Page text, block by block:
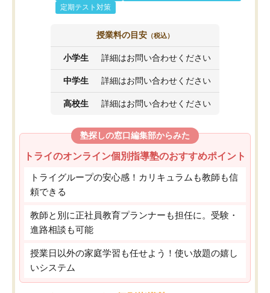
定期テスト対策
授業料の目安 （税込）
小学生 詳細はお問い合わせください
中学生 詳細はお問い合わせください
高校生 詳細はお問い合わせください
塾探しの窓口編集部からみた
トライのオンライン個別指導塾のおすすめポイント
トライグループの安心感！カリキュラムも教師も信
頼できる
教師と別に正社員教育プランナーも担任に。受験・
進路相談も可能
授業日以外の家庭学習も任せよう！使い放題の嬉し
いシステム